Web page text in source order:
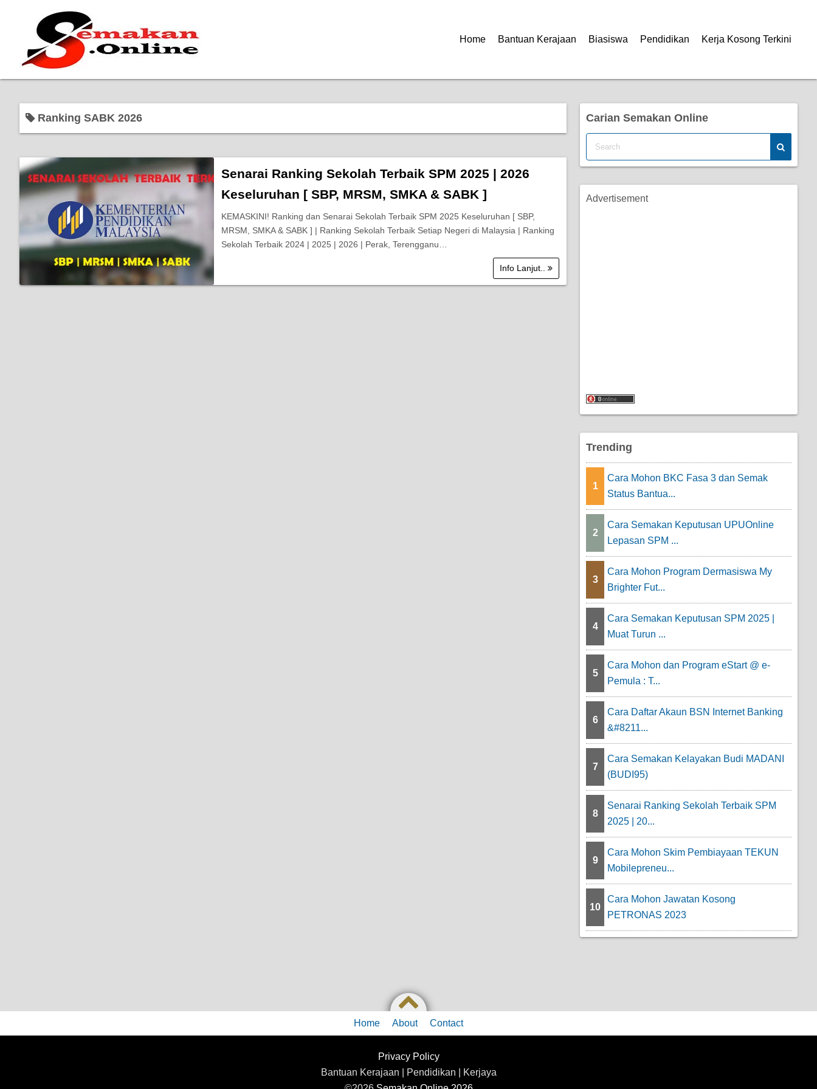
Home Bantuan Kerajaan Biasiswa Pendidikan Kerja Kosong Terkini
Ranking SABK 2026
Senarai Ranking Sekolah Terbaik SPM 2025 | 2026
Keseluruhan [ SBP, MRSM, SMKA & SABK ]
KEMASKINI! Ranking dan Senarai Sekolah Terbaik SPM 2025 Keseluruhan [ SBP,
MRSM, SMKA & SABK ] | Ranking Sekolah Terbaik Setiap Negeri di Malaysia | Ranking
Sekolah Terbaik 2024 | 2025 | 2026 | Perak, Terengganu…
Info Lanjut..
Carian Semakan Online
Advertisement
Trending
1
Cara Mohon BKC Fasa 3 dan Semak
Status Bantua...
2
Cara Semakan Keputusan UPUOnline
Lepasan SPM ...
3
Cara Mohon Program Dermasiswa My
Brighter Fut...
4
Cara Semakan Keputusan SPM 2025 |
Muat Turun ...
5
Cara Mohon dan Program eStart @ e-
Pemula : T...
6
Cara Daftar Akaun BSN Internet Banking
&#8211...
7
Cara Semakan Kelayakan Budi MADANI
(BUDI95)
8
Senarai Ranking Sekolah Terbaik SPM
2025 | 20...
9
Cara Mohon Skim Pembiayaan TEKUN
Mobilepreneu...
10
Cara Mohon Jawatan Kosong
PETRONAS 2023
Home About Contact
Privacy Policy
Bantuan Kerajaan | Pendidikan | Kerjaya